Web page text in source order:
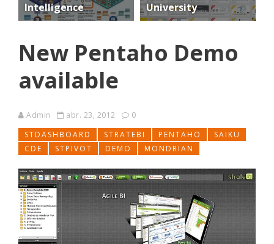
Intelligence
University
New Pentaho Demo
available
Admin abr. 23, 2012
0
STDASHBOARD
STRATEBI PENTAHO
SAIKU
CDE
STPIVOT DEMO MONDRIAN